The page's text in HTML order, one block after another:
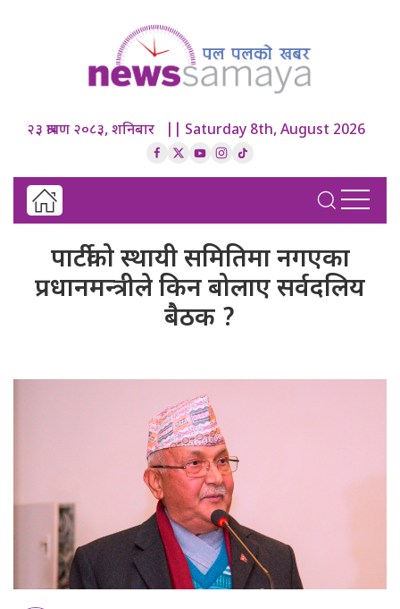
२३ श्रावण २०८३, शनिबार || Saturday 8th, August 2026
पार्टीको स्थायी समितिमा नगएका
प्रधानमन्त्रीले किन बोलाए सर्वदलिय
बैठक ?